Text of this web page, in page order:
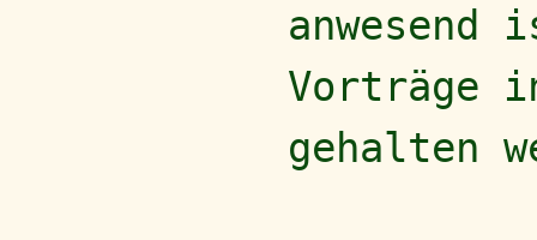
anwesend
Vorträge
gehalten